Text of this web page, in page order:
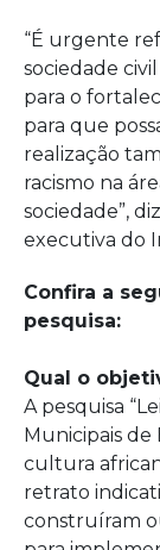
“É urgente
sociedade
para o
para que
realização
racismo na
sociedade”,
executiva do
Confira a
pesquisa:
Qual o
A pesquisa
Municipais de
cultura
retrato
construíram